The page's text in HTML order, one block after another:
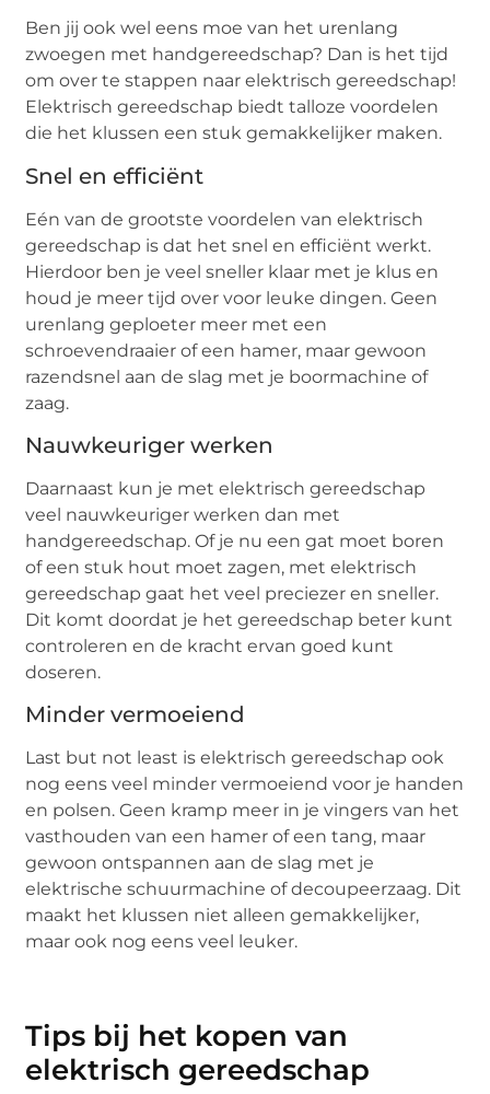
Ben jij ook wel eens moe van het urenlang
zwoegen met handgereedschap? Dan is het tijd
om over te stappen naar elektrisch gereedschap!
Elektrisch gereedschap biedt talloze voordelen
die het klussen een stuk gemakkelijker maken.
Snel en efficiënt
Eén van de grootste voordelen van elektrisch
gereedschap is dat het snel en efficiënt werkt.
Hierdoor ben je veel sneller klaar met je klus en
houd je meer tijd over voor leuke dingen. Geen
urenlang geploeter meer met een
schroevendraaier of een hamer, maar gewoon
razendsnel aan de slag met je boormachine of
zaag.
Nauwkeuriger werken
Daarnaast kun je met elektrisch gereedschap
veel nauwkeuriger werken dan met
handgereedschap. Of je nu een gat moet boren
of een stuk hout moet zagen, met elektrisch
gereedschap gaat het veel preciezer en sneller.
Dit komt doordat je het gereedschap beter kunt
controleren en de kracht ervan goed kunt
doseren.
Minder vermoeiend
Last but not least is elektrisch gereedschap ook
nog eens veel minder vermoeiend voor je handen
en polsen. Geen kramp meer in je vingers van het
vasthouden van een hamer of een tang, maar
gewoon ontspannen aan de slag met je
elektrische schuurmachine of decoupeerzaag. Dit
maakt het klussen niet alleen gemakkelijker,
maar ook nog eens veel leuker.
Tips bij het kopen van
elektrisch gereedschap